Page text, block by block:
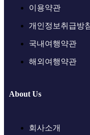
이용약관
개인정보취급방
국내여행약관
해외여행약관
About Us
회사소개